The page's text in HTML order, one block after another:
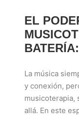
EL
La música
y conexión,
musicoterapia,
allá. En este